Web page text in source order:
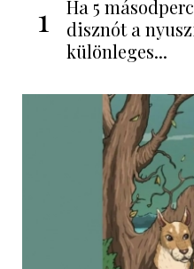
1
Ha 5
disznót a
különleges...